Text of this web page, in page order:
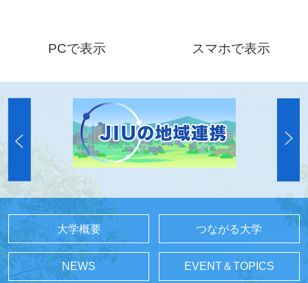
PCで表示 スマホで表示
大学概要 つながる大学
NEWS EVENT＆TOPICS